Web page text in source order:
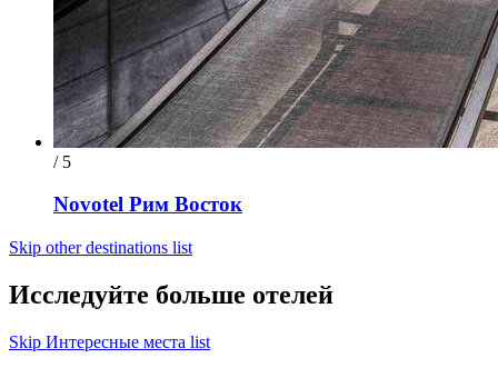
/ 5
Novotel Рим Восток
Skip other destinations list
Исследуйте больше отелей
Skip Интересные места list